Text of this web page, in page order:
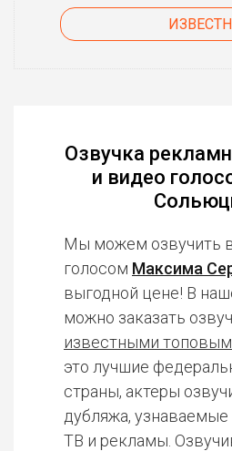
Озвучка
и видео
Мы можем озвучить
голосом Максима
выгодной цене! В
можно заказать
известными
это лучшие
страны, актеры
дубляжа, узнаваемые
ТВ и рекламы.